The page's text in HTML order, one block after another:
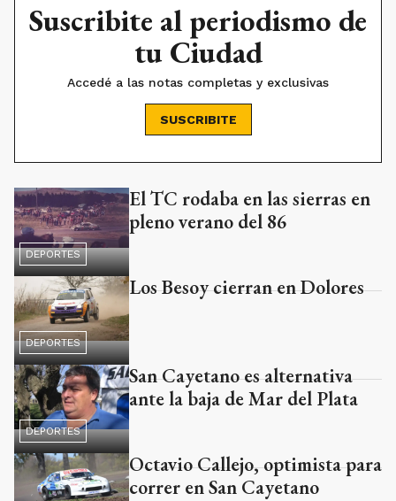
Suscribite al periodismo de
tu Ciudad
Accedé a las notas completas y exclusivas
SUSCRIBITE
DEPORTES
El TC rodaba en las sierras en
pleno verano del 86
DEPORTES
Los Besoy cierran en Dolores
DEPORTES
San Cayetano es alternativa
ante la baja de Mar del Plata
Octavio Callejo, optimista para
correr en San Cayetano